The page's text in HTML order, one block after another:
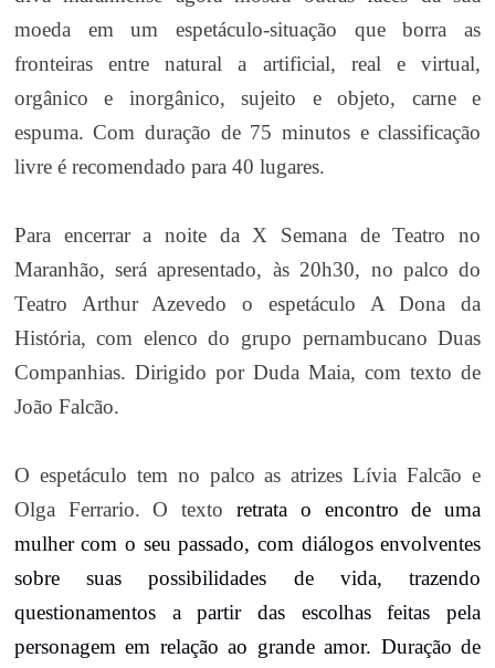
moeda em um espetáculo-situação que borra as
fronteiras entre natural a artificial, real e virtual,
orgânico e inorgânico, sujeito e objeto, carne e
espuma. Com duração de 75 minutos e classificação
livre é recomendado para 40 lugares.
Para encerrar a noite da X Semana de Teatro no
Maranhão, será apresentado, às 20h30, no palco do
Teatro Arthur Azevedo o espetáculo A Dona da
História, com elenco do grupo pernambucano Duas
Companhias. Dirigido por Duda Maia, com texto de
João Falcão.
O espetáculo tem no palco as atrizes Lívia Falcão e
Olga Ferrario. O texto retrata o encontro de uma
mulher com o seu passado, com diálogos envolventes
sobre suas possibilidades de vida, trazendo
questionamentos a partir das escolhas feitas pela
personagem em relação ao grande amor. Duração de